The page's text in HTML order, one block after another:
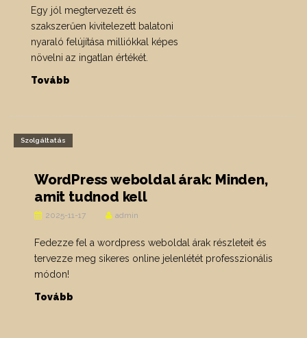
Egy jól megtervezett és
szakszerűen kivitelezett balatoni
nyaraló felújítása milliókkal képes
növelni az ingatlan értékét.
Tovább
Szolgáltatás
WordPress weboldal árak: Minden,
amit tudnod kell
2025-11-17 admin
Fedezze fel a wordpress weboldal árak részleteit és
tervezze meg sikeres online jelenlétét professzionális
módon!
Tovább